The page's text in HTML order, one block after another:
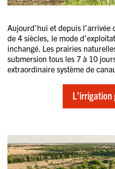
Aujourd’hui et depuis l’arrivée
de 4 siècles, le mode
inchangé. Les prairies
submersion tous les 7 à 10
extraordinaire système de